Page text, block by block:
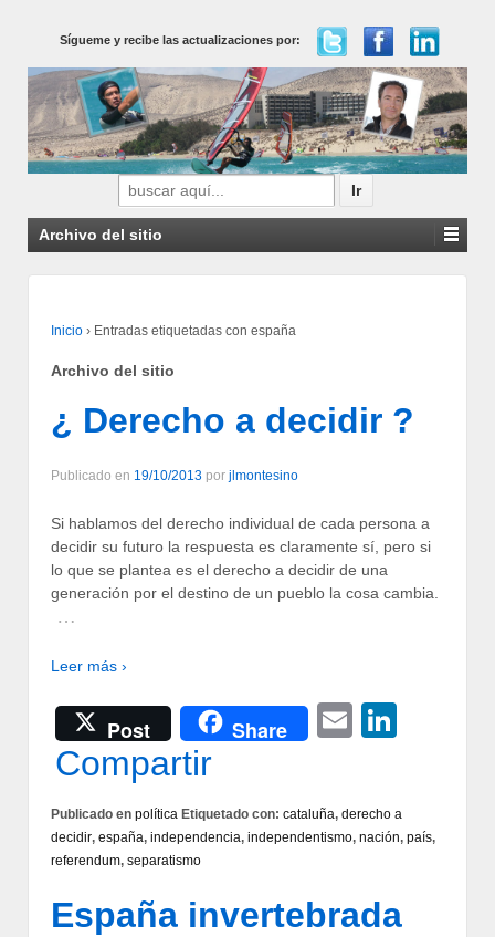
Sígueme y recibe las actualizaciones por:
Buscar
por:
Archivo del sitio
Inicio › Entradas etiquetadas con españa
Archivo del sitio
¿ Derecho a decidir ?
Publicado en 19/10/2013 por jlmontesino
Si hablamos del derecho individual de cada persona a
decidir su futuro la respuesta es claramente sí, pero si
lo que se plantea es el derecho a decidir de una
generación por el destino de un pueblo la cosa cambia.
…
Leer más ›
Post Share Email
Compartir
Publicado en política Etiquetado con: cataluña, derecho a
decidir, españa, independencia, independentismo, nación, país,
referendum, separatismo
España invertebrada